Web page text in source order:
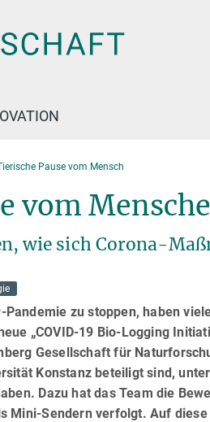
Pause vom Mensch
vom
wie sich Corona-
Pandemie zu stoppen, haben
„COVID-19 Bio-Logging
Gesellschaft für
Konstanz beteiligt sind,
Dazu hat das Team die
Mini-Sendern verfolgt. Auf